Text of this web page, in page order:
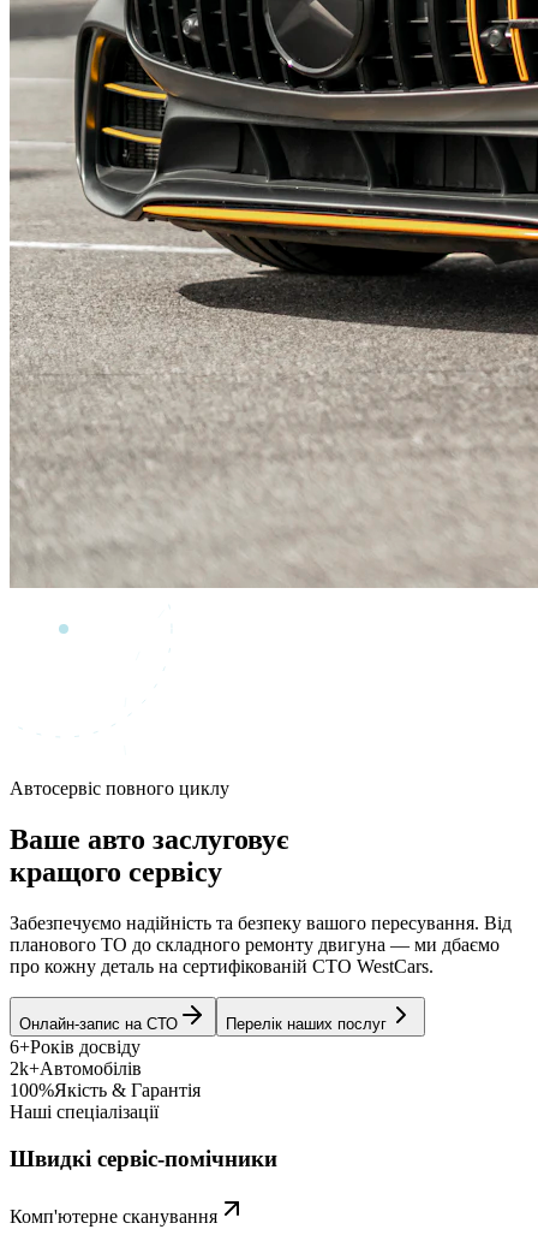
Автосервіс повного циклу
Ваше авто заслуговує
кращого сервісу
Забезпечуємо надійність та безпеку вашого пересування. Від
планового ТО до складного ремонту двигуна — ми дбаємо
про кожну деталь на сертифікованій СТО WestCars.
Онлайн-запис на СТО Перелік наших послуг
6+Років досвіду
2k+Автомобілів
100%Якість & Гарантія
Наші спеціалізації
Швидкі сервіс-помічники
Комп'ютерне сканування